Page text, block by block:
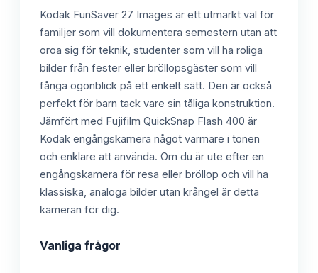
Kodak FunSaver 27 Images är ett utmärkt val för
familjer som vill dokumentera semestern utan att
oroa sig för teknik, studenter som vill ha roliga
bilder från fester eller bröllopsgäster som vill
fånga ögonblick på ett enkelt sätt. Den är också
perfekt för barn tack vare sin tåliga konstruktion.
Jämfört med Fujifilm QuickSnap Flash 400 är
Kodak engångskamera något varmare i tonen
och enklare att använda. Om du är ute efter en
engångskamera för resa eller bröllop och vill ha
klassiska, analoga bilder utan krångel är detta
kameran för dig.
Vanliga frågor